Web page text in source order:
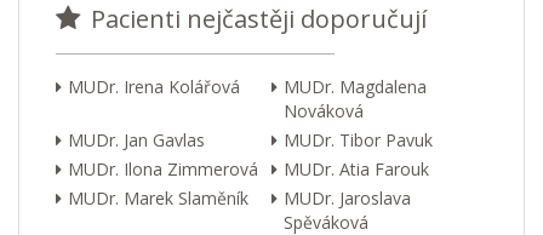
Pacienti nejčastěji doporučují
MUDr. Irena Kolářová
MUDr. Magdalena
Nováková
MUDr. Jan Gavlas
MUDr. Tibor Pavuk
MUDr. Ilona Zimmerová
MUDr. Atia Farouk
MUDr. Marek Slaměník
MUDr. Jaroslava
Spěváková